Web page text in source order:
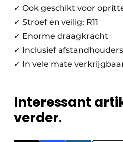
✓ Ook geschikt voor
✓ Stroef en veilig: R11
✓ Enorme draagkracht
✓ Inclusief afstandhouders
✓ In vele mate
Interessant
verder.